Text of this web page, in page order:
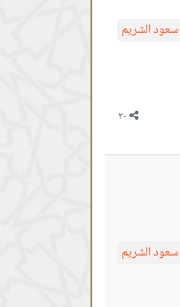
سعود الشريم
سعود الشريم